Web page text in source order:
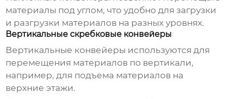
материалы под углом, что удобно для загрузки
и разгрузки материалов на разных уровнях.
Вертикальные скребковые конвейеры
Вертикальные конвейеры используются для
перемещения материалов по вертикали,
например, для подъема материалов на
верхние этажи.